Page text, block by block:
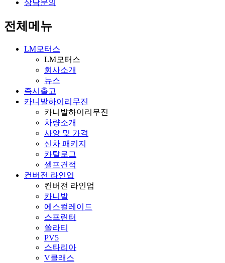
상담문의
전체메뉴
LM모터스
LM모터스
회사소개
뉴스
즉시출고
카니발하이리무진
카니발하이리무진
차량소개
사양 및 가격
신차 패키지
카탈로그
셀프견적
컨버전 라인업
컨버전 라인업
카니발
에스컬레이드
스프린터
쏠라티
PV5
스타리아
V클래스